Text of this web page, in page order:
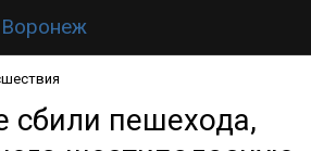
сбили пешехода,